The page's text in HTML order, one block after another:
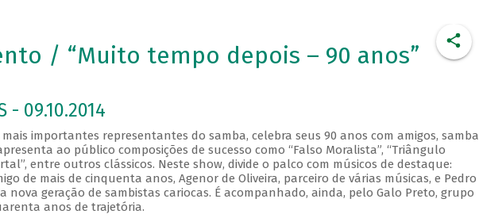
/ “Muito tempo depois – 90 anos”
- 09.10.2014
importantes representantes do samba, celebra seus 90 anos com amigos, samba
ao público composições de sucesso como “Falso Moralista”, “Triângulo
entre outros clássicos. Neste show, divide o palco com músicos de destaque:
de mais de cinquenta anos, Agenor de Oliveira, parceiro de várias músicas, e Pedro
nova geração de sambistas cariocas. É acompanhado, ainda, pelo Galo Preto, grupo
anos de trajetória.